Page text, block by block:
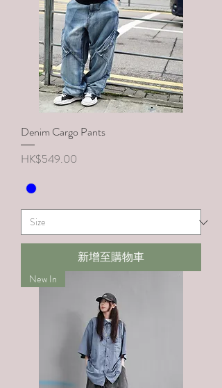
Denim Cargo Pants
價格
HK$549.00
新增至購物車
New In